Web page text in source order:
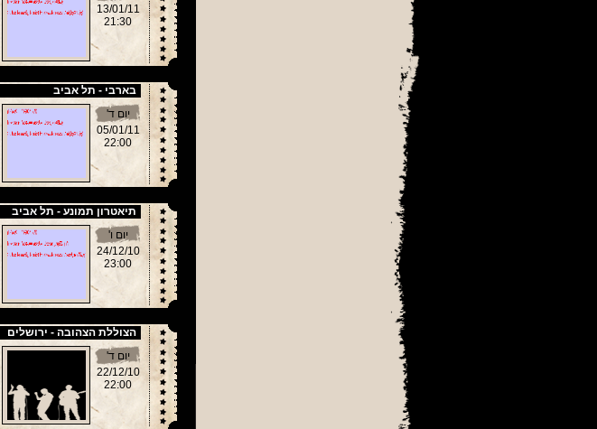
13/01/11
21:30
בארבי - תל אביב
יום ד'
05/01/11
22:00
תיאטרון תמונע - תל אביב
יום ו'
24/12/10
23:00
הצוללת הצהובה - ירושלים
יום ד'
22/12/10
22:00